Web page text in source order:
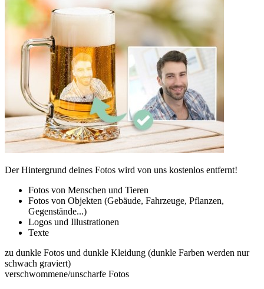
Der Hintergrund deines Fotos wird von uns kostenlos entfernt!
Fotos von Menschen und Tieren
Fotos von Objekten (Gebäude, Fahrzeuge, Pflanzen,
Gegenstände...)
Logos und Illustrationen
Texte
zu dunkle Fotos und dunkle Kleidung (dunkle Farben werden nur
schwach graviert)
verschwommene/unscharfe Fotos